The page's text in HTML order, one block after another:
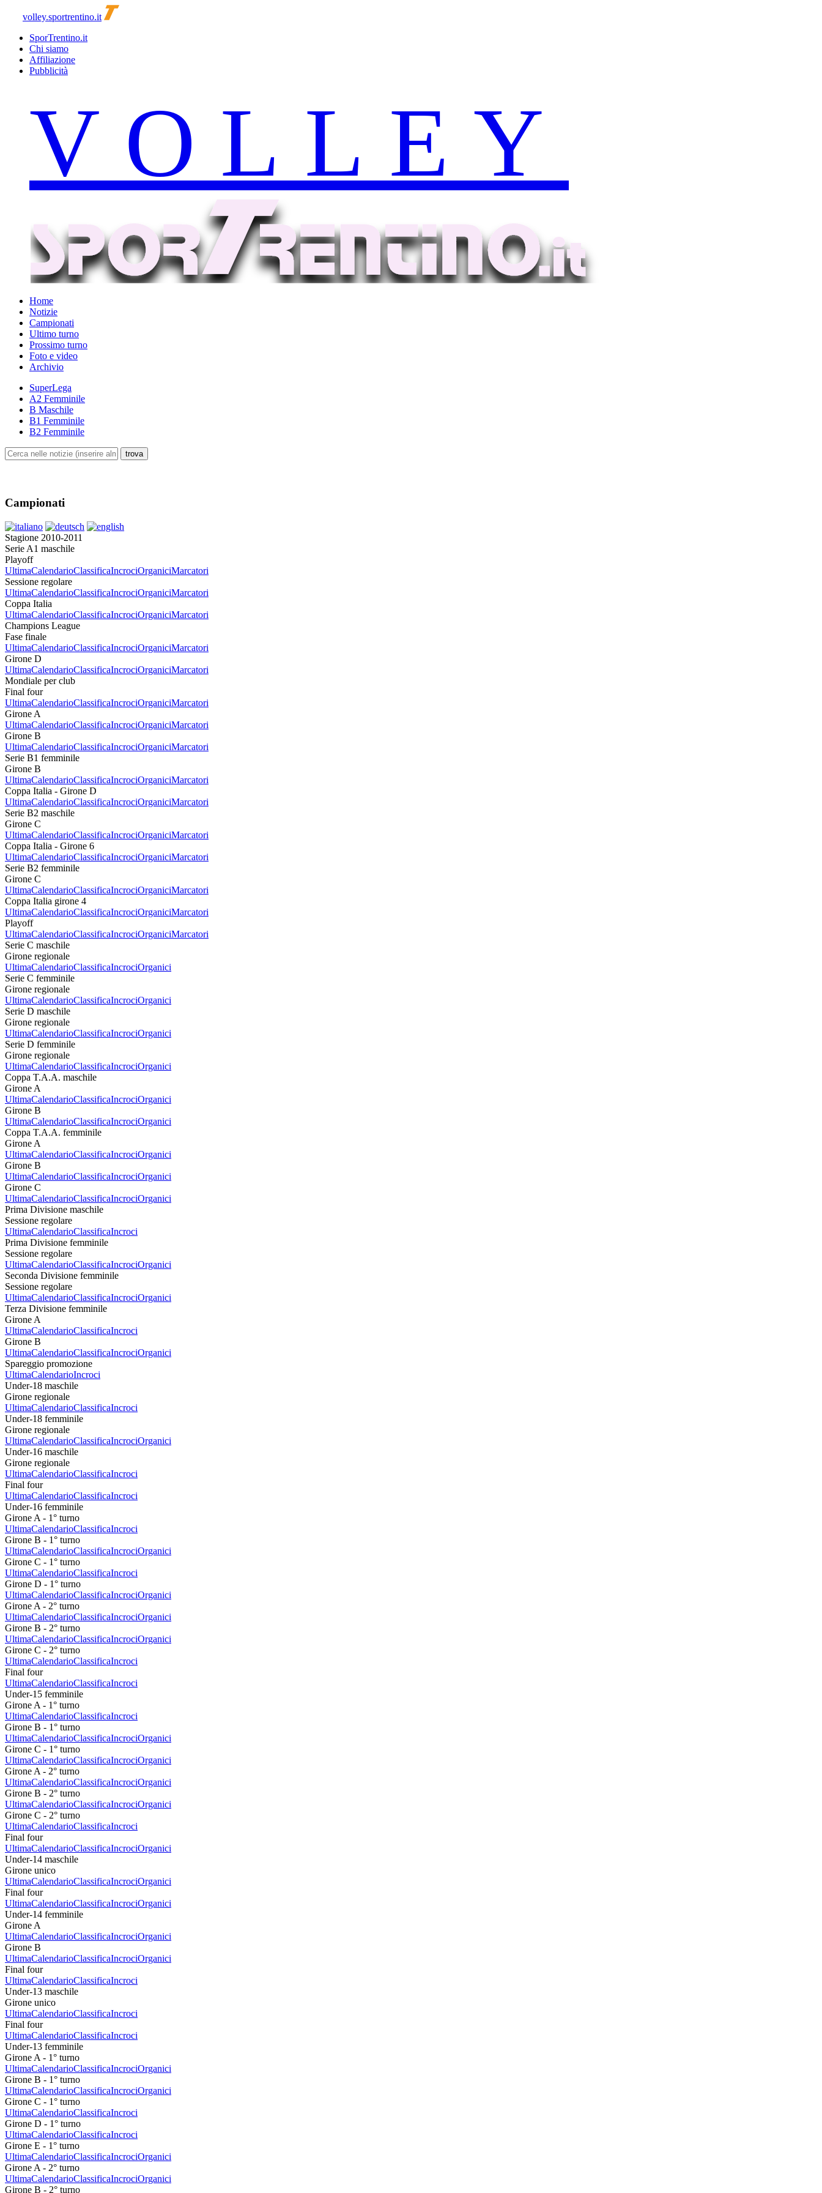
volley.sportrentino.it
SporTrentino.it
Chi siamo
Affiliazione
Pubblicità
Home
Notizie
Campionati
Ultimo turno
Prossimo turno
Foto e video
Archivio
SuperLega
A2 Femminile
B Maschile
B1 Femminile
B2 Femminile
Campionati
Stagione 2010-2011
Serie A1 maschile
Playoff
UltimaCalendarioClassificaIncrociOrganiciMarcatori
Sessione regolare
UltimaCalendarioClassificaIncrociOrganiciMarcatori
Coppa Italia
UltimaCalendarioClassificaIncrociOrganiciMarcatori
Champions League
Fase finale
UltimaCalendarioClassificaIncrociOrganiciMarcatori
Girone D
UltimaCalendarioClassificaIncrociOrganiciMarcatori
Mondiale per club
Final four
UltimaCalendarioClassificaIncrociOrganiciMarcatori
Girone A
UltimaCalendarioClassificaIncrociOrganiciMarcatori
Girone B
UltimaCalendarioClassificaIncrociOrganiciMarcatori
Serie B1 femminile
Girone B
UltimaCalendarioClassificaIncrociOrganiciMarcatori
Coppa Italia - Girone D
UltimaCalendarioClassificaIncrociOrganiciMarcatori
Serie B2 maschile
Girone C
UltimaCalendarioClassificaIncrociOrganiciMarcatori
Coppa Italia - Girone 6
UltimaCalendarioClassificaIncrociOrganiciMarcatori
Serie B2 femminile
Girone C
UltimaCalendarioClassificaIncrociOrganiciMarcatori
Coppa Italia girone 4
UltimaCalendarioClassificaIncrociOrganiciMarcatori
Playoff
UltimaCalendarioClassificaIncrociOrganiciMarcatori
Serie C maschile
Girone regionale
UltimaCalendarioClassificaIncrociOrganici
Serie C femminile
Girone regionale
UltimaCalendarioClassificaIncrociOrganici
Serie D maschile
Girone regionale
UltimaCalendarioClassificaIncrociOrganici
Serie D femminile
Girone regionale
UltimaCalendarioClassificaIncrociOrganici
Coppa T.A.A. maschile
Girone A
UltimaCalendarioClassificaIncrociOrganici
Girone B
UltimaCalendarioClassificaIncrociOrganici
Coppa T.A.A. femminile
Girone A
UltimaCalendarioClassificaIncrociOrganici
Girone B
UltimaCalendarioClassificaIncrociOrganici
Girone C
UltimaCalendarioClassificaIncrociOrganici
Prima Divisione maschile
Sessione regolare
UltimaCalendarioClassificaIncroci
Prima Divisione femminile
Sessione regolare
UltimaCalendarioClassificaIncrociOrganici
Seconda Divisione femminile
Sessione regolare
UltimaCalendarioClassificaIncrociOrganici
Terza Divisione femminile
Girone A
UltimaCalendarioClassificaIncroci
Girone B
UltimaCalendarioClassificaIncrociOrganici
Spareggio promozione
UltimaCalendarioIncroci
Under-18 maschile
Girone regionale
UltimaCalendarioClassificaIncroci
Under-18 femminile
Girone regionale
UltimaCalendarioClassificaIncrociOrganici
Under-16 maschile
Girone regionale
UltimaCalendarioClassificaIncroci
Final four
UltimaCalendarioClassificaIncroci
Under-16 femminile
Girone A - 1° turno
UltimaCalendarioClassificaIncroci
Girone B - 1° turno
UltimaCalendarioClassificaIncrociOrganici
Girone C - 1° turno
UltimaCalendarioClassificaIncroci
Girone D - 1° turno
UltimaCalendarioClassificaIncrociOrganici
Girone A - 2° turno
UltimaCalendarioClassificaIncrociOrganici
Girone B - 2° turno
UltimaCalendarioClassificaIncrociOrganici
Girone C - 2° turno
UltimaCalendarioClassificaIncroci
Final four
UltimaCalendarioClassificaIncroci
Under-15 femminile
Girone A - 1° turno
UltimaCalendarioClassificaIncroci
Girone B - 1° turno
UltimaCalendarioClassificaIncrociOrganici
Girone C - 1° turno
UltimaCalendarioClassificaIncrociOrganici
Girone A - 2° turno
UltimaCalendarioClassificaIncrociOrganici
Girone B - 2° turno
UltimaCalendarioClassificaIncrociOrganici
Girone C - 2° turno
UltimaCalendarioClassificaIncroci
Final four
UltimaCalendarioClassificaIncrociOrganici
Under-14 maschile
Girone unico
UltimaCalendarioClassificaIncrociOrganici
Final four
UltimaCalendarioClassificaIncrociOrganici
Under-14 femminile
Girone A
UltimaCalendarioClassificaIncrociOrganici
Girone B
UltimaCalendarioClassificaIncrociOrganici
Final four
UltimaCalendarioClassificaIncroci
Under-13 maschile
Girone unico
UltimaCalendarioClassificaIncroci
Final four
UltimaCalendarioClassificaIncroci
Under-13 femminile
Girone A - 1° turno
UltimaCalendarioClassificaIncrociOrganici
Girone B - 1° turno
UltimaCalendarioClassificaIncrociOrganici
Girone C - 1° turno
UltimaCalendarioClassificaIncroci
Girone D - 1° turno
UltimaCalendarioClassificaIncroci
Girone E - 1° turno
UltimaCalendarioClassificaIncrociOrganici
Girone A - 2° turno
UltimaCalendarioClassificaIncrociOrganici
Girone B - 2° turno